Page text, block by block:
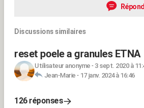
Discussions similaires
reset poele a granules ETNA
Utilisateur anonyme- 3 sept. 2020 à
Jean-Marie- 17 janv. 2024 à 16:46
126 réponses